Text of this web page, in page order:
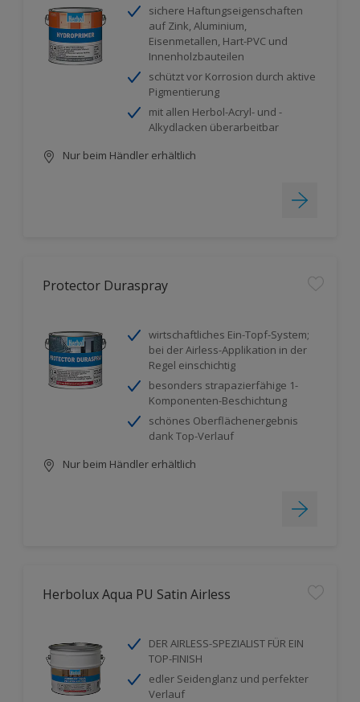
sichere Haftungseigenschaften
auf Zink, Aluminium,
Eisenmetallen, Hart-PVC und
Innenholzbauteilen
schützt vor Korrosion durch aktive
Pigmentierung
mit allen Herbol-Acryl- und -
Alkydlacken überarbeitbar
Nur beim Händler erhältlich
Protector Duraspray
wirtschaftliches Ein-Topf-System;
bei der Airless-Applikation in der
Regel einschichtig
besonders strapazierfähige 1-
Komponenten-Beschichtung
schönes Oberflächenergebnis
dank Top-Verlauf
Nur beim Händler erhältlich
Herbolux Aqua PU Satin Airless
DER AIRLESS-SPEZIALIST FÜR EIN
TOP-FINISH
edler Seidenglanz und perfekter
Verlauf